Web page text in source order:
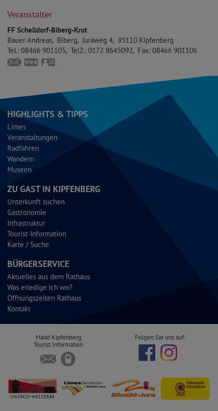
Veranstalter
FF Schelldorf-Biberg-Krut
Bauer Andreas Biberg Juraweg 4 85110 Kipfenberg
Tel.: 08466 901105 Tel2.: 0172 8645092 Fax: 08466 901106
andreas.bauer@feuerwehr-schelldorf.de
https://feuerwehr-schelldorf.de
HIGHLIGHTS & TIPPS
Limes
Veranstaltungen
Radfahren
Wandern
Museen
ZU GAST IN KIPFENBERG
Unterkunft suchen
Gastronomie
Infrastruktur
Tourist-Information
Karte / Suche
BÜRGERSERVICE
Aktuelles aus dem Rathaus
Was erledige ich wo?
Öffnungszeiten Rathaus
Kontakt
Markt Kipfenberg
Tourist Information
Folgen Sie uns auf: